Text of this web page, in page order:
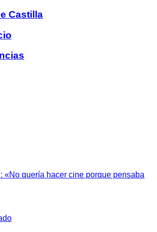
Castilla
«No quería hacer cine porque pensaba